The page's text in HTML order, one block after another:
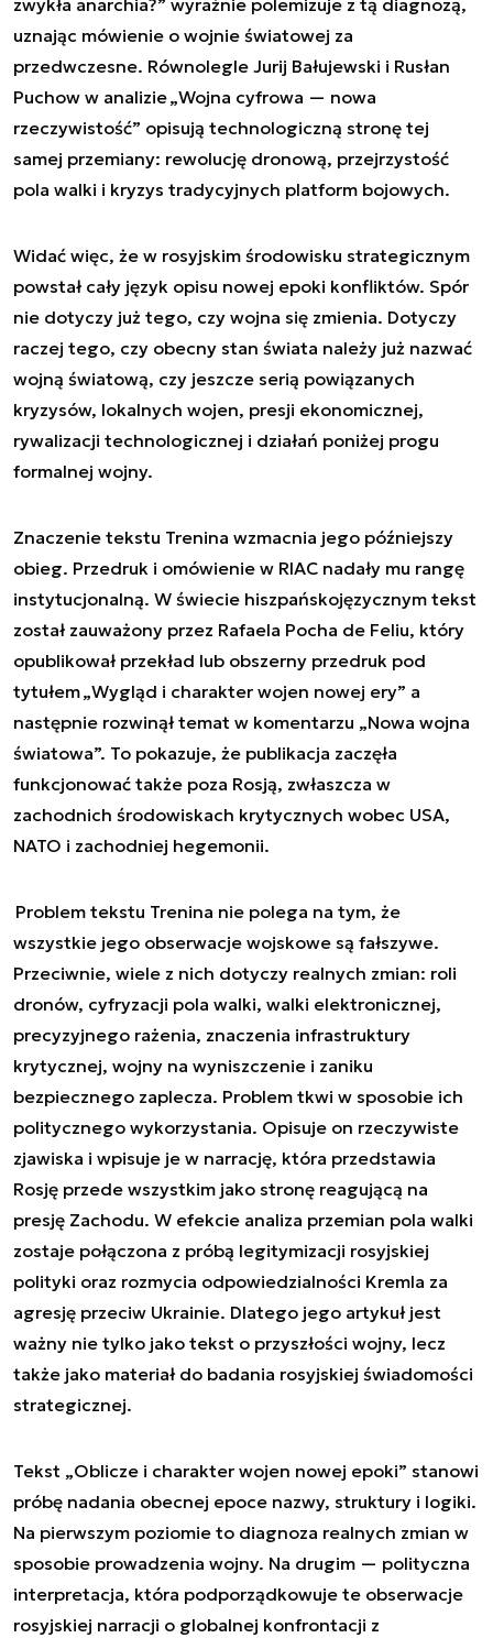
zwykła anarchia?” wyraźnie polemizuje z tą diagnozą,
uznając mówienie o wojnie światowej za
przedwczesne. Równolegle Jurij Bałujewski i Rusłan
Puchow w analizie „Wojna cyfrowa — nowa
rzeczywistość” opisują technologiczną stronę tej
samej przemiany: rewolucję dronową, przejrzystość
pola walki i kryzys tradycyjnych platform bojowych.
Widać więc, że w rosyjskim środowisku strategicznym
powstał cały język opisu nowej epoki konfliktów. Spór
nie dotyczy już tego, czy wojna się zmienia. Dotyczy
raczej tego, czy obecny stan świata należy już nazwać
wojną światową, czy jeszcze serią powiązanych
kryzysów, lokalnych wojen, presji ekonomicznej,
rywalizacji technologicznej i działań poniżej progu
formalnej wojny.
Znaczenie tekstu Trenina wzmacnia jego późniejszy
obieg. Przedruk i omówienie w RIAC nadały mu rangę
instytucjonalną. W świecie hiszpańskojęzycznym tekst
został zauważony przez Rafaela Pocha de Feliu, który
opublikował przekład lub obszerny przedruk pod
tytułem „Wygląd i charakter wojen nowej ery” a
następnie rozwinął temat w komentarzu „Nowa wojna
światowa”. To pokazuje, że publikacja zaczęła
funkcjonować także poza Rosją, zwłaszcza w
zachodnich środowiskach krytycznych wobec USA,
NATO i zachodniej hegemonii.
Problem tekstu Trenina nie polega na tym, że
wszystkie jego obserwacje wojskowe są fałszywe.
Przeciwnie, wiele z nich dotyczy realnych zmian: roli
dronów, cyfryzacji pola walki, walki elektronicznej,
precyzyjnego rażenia, znaczenia infrastruktury
krytycznej, wojny na wyniszczenie i zaniku
bezpiecznego zaplecza. Problem tkwi w sposobie ich
politycznego wykorzystania. Opisuje on rzeczywiste
zjawiska i wpisuje je w narrację, która przedstawia
Rosję przede wszystkim jako stronę reagującą na
presję Zachodu. W efekcie analiza przemian pola walki
zostaje połączona z próbą legitymizacji rosyjskiej
polityki oraz rozmycia odpowiedzialności Kremla za
agresję przeciw Ukrainie. Dlatego jego artykuł jest
ważny nie tylko jako tekst o przyszłości wojny, lecz
także jako materiał do badania rosyjskiej świadomości
strategicznej.
Tekst „Oblicze i charakter wojen nowej epoki” stanowi
próbę nadania obecnej epoce nazwy, struktury i logiki.
Na pierwszym poziomie to diagnoza realnych zmian w
sposobie prowadzenia wojny. Na drugim — polityczna
interpretacja, która podporządkowuje te obserwacje
rosyjskiej narracji o globalnej konfrontacji z